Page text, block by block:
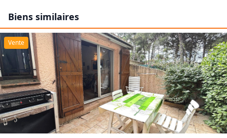
Biens similaires
Vente